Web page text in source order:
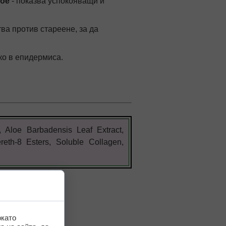
против стареене, за да
в епидермиса.
Aloe Barbadensis Leaf Extract,
8 Esters, Soluble Collagen,